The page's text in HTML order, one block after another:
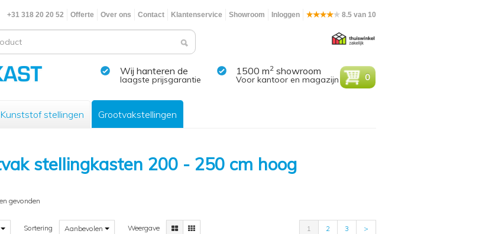
+31 318 20 20 52 Offerte Over ons Contact Klantenservice Showroom Inloggen 8.5 van 10
Wij hanteren de
laagste prijsgarantie
1500 m2 showroom
Voor kantoor en magazijn 0
Kunststof stellingen Grootvakstellingen
stellingkasten 200 - 250 cm hoog
gevonden
Sortering Aanbevolen Weergave 1 2 3 >